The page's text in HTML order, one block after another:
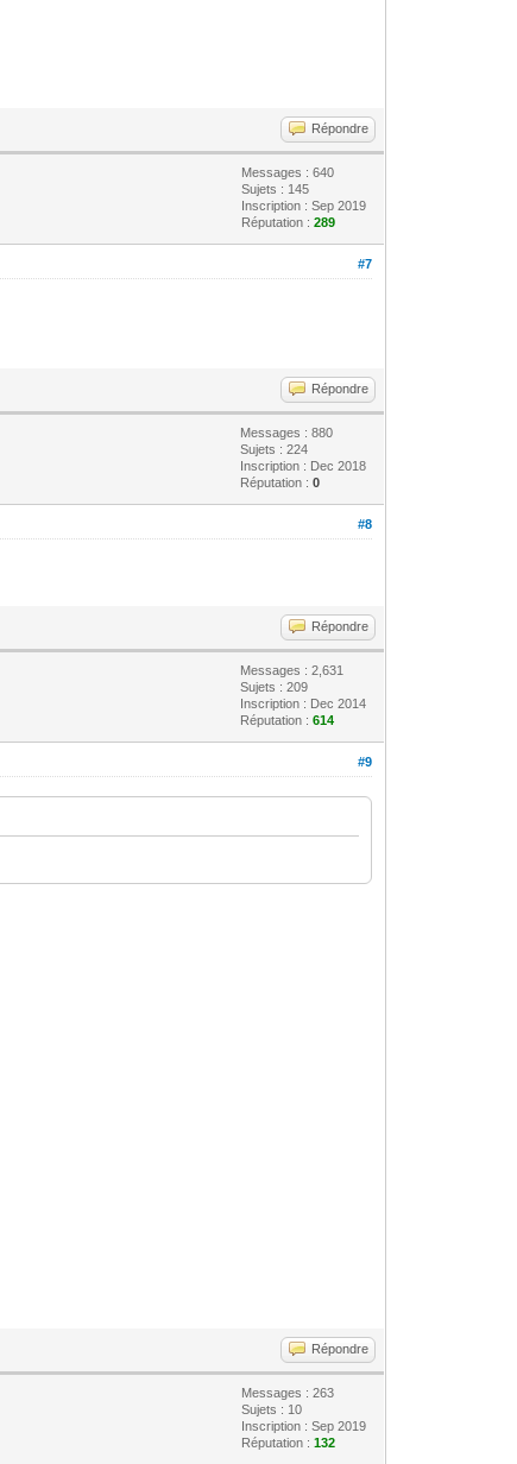
Répondre
Messages : 640
Sujets : 145
Inscription : Sep 2019
Réputation :289
#7
Répondre
Messages : 880
Sujets : 224
Inscription : Dec 2018
Réputation :0
#8
Répondre
Messages : 2,631
Sujets : 209
Inscription : Dec 2014
Réputation :614
#9
Répondre
Messages : 263
Sujets : 10
Inscription : Sep 2019
Réputation :132